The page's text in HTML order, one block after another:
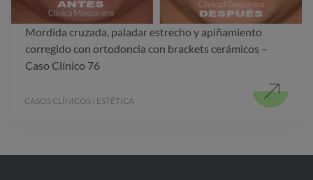
Mordida cruzada, paladar estrecho y apiñamiento
corregido con ortodoncia con brackets cerámicos –
Caso Clínico 76
CASOS CLÍNICOS | ESTÉTICA